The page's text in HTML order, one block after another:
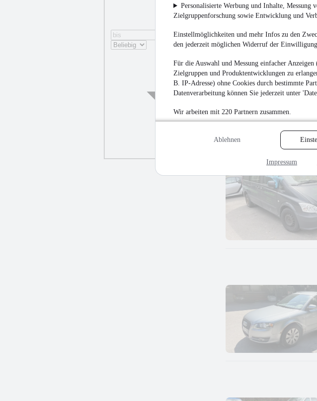
Personalisierte Werbung und Inhalte, Messung
Zielgruppenforschung sowie Entwicklung und
Einstellmöglichkeiten und mehr Infos zu den
den jederzeit möglichen Widerruf der
Für die Auswahl und Messung einfacher
Zielgruppen und Produktentwicklungen zu
B. IP-Adresse) ohne Cookies durch bestimmte
Datenverarbeitung können Sie jederzeit unter
Wir arbeiten mit 220 Partnern zusammen.
Ablehnen
Impressum